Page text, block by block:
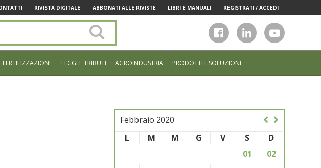
RIVISTA DIGITALE ABBONATI ALLE RIVISTE LIBRI E MANUALI REGISTRATI / ACCEDI
sito
FERTILIZZAZIONE LEGGI E TRIBUTI AGROINDUSTRIA PRODOTTI E SOLUZIONI
Febbraio 2020
L
M M G V S
D
01
02